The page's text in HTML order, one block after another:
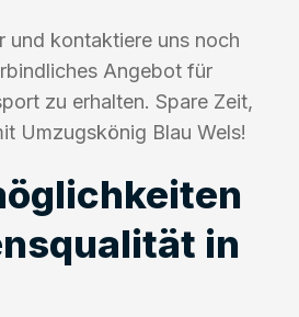
und kontaktiere uns noch
Angebot für
zu erhalten. Spare Zeit,
Umzugskönig Blau Wels!
in